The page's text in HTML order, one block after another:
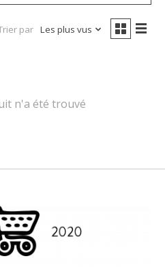
par Les plus vus
n'a été trouvé